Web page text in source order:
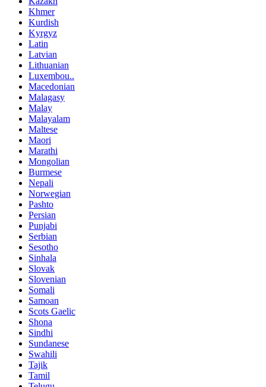
Khmer
Kurdish
Kyrgyz
Latin
Latvian
Lithuanian
Luxembou..
Macedonian
Malagasy
Malay
Malayalam
Maltese
Maori
Marathi
Mongolian
Burmese
Nepali
Norwegian
Pashto
Persian
Punjabi
Serbian
Sesotho
Sinhala
Slovak
Slovenian
Somali
Samoan
Scots Gaelic
Shona
Sindhi
Sundanese
Swahili
Tajik
Tamil